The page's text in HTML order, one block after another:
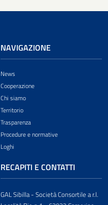
NAVIGAZIONE
News
Cooperazione
Chi siamo
Territorio
Trasparenza
Procedure e normative
Loghi
RECAPITI E CONTATTI
GAL Sibilla - Società Consortile a r.l.